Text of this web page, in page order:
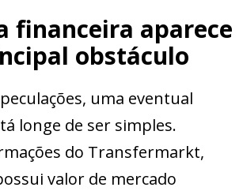
financeira aparece
obstáculo
uma eventual
longe de ser simples.
do Transfermarkt,
valor de mercado